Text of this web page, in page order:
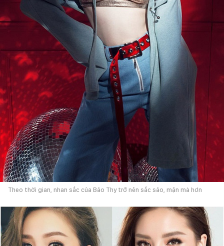
Theo thời gian, nhan sắc của Bảo Thy trở nên sắc sảo, mặn mà hơn